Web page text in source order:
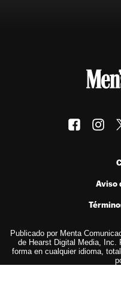
Aviso
Publicado por Menta
de Hearst Digital Media, Inc.
forma en cualquier idioma,